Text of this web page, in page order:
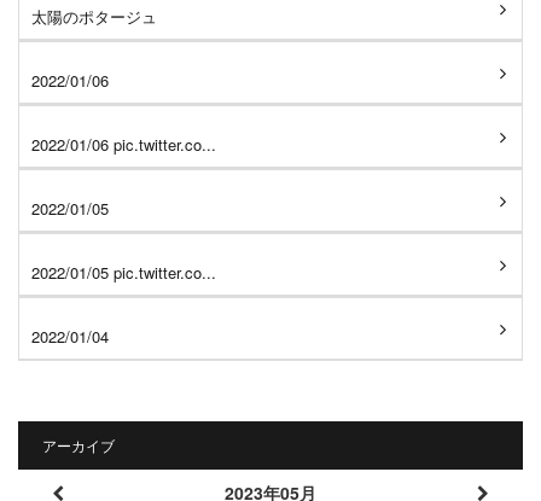
太陽のポタージュ
2022/01/06
2022/01/06 pic.twitter.co...
2022/01/05
2022/01/05 pic.twitter.co...
2022/01/04
アーカイブ
2023年05月